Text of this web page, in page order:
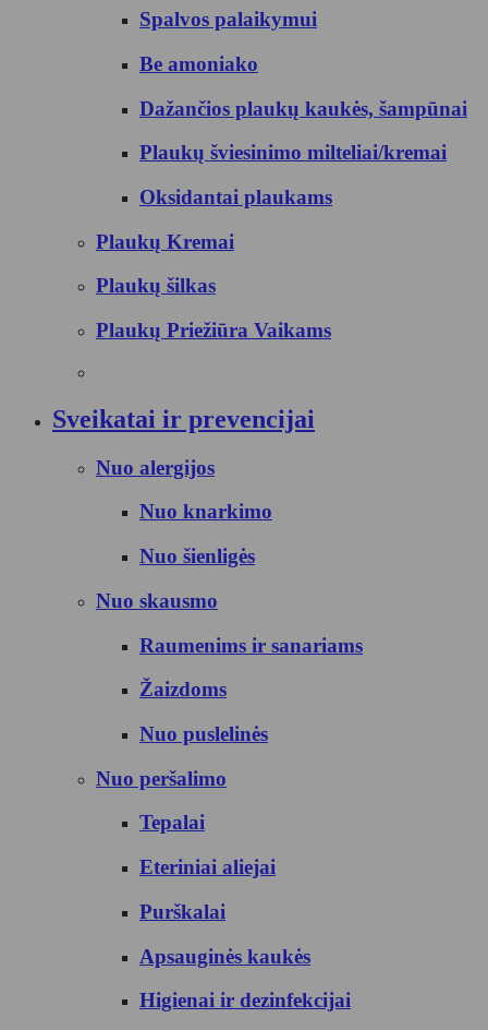
Spalvos palaikymui
Be amoniako
Dažančios plaukų kaukės, šampūnai
Plaukų šviesinimo milteliai/kremai
Oksidantai plaukams
Plaukų Kremai
Plaukų šilkas
Plaukų Priežiūra Vaikams
Sveikatai ir prevencijai
Nuo alergijos
Nuo knarkimo
Nuo šienligės
Nuo skausmo
Raumenims ir sanariams
Žaizdoms
Nuo puslelinės
Nuo peršalimo
Tepalai
Eteriniai aliejai
Purškalai
Apsauginės kaukės
Higienai ir dezinfekcijai